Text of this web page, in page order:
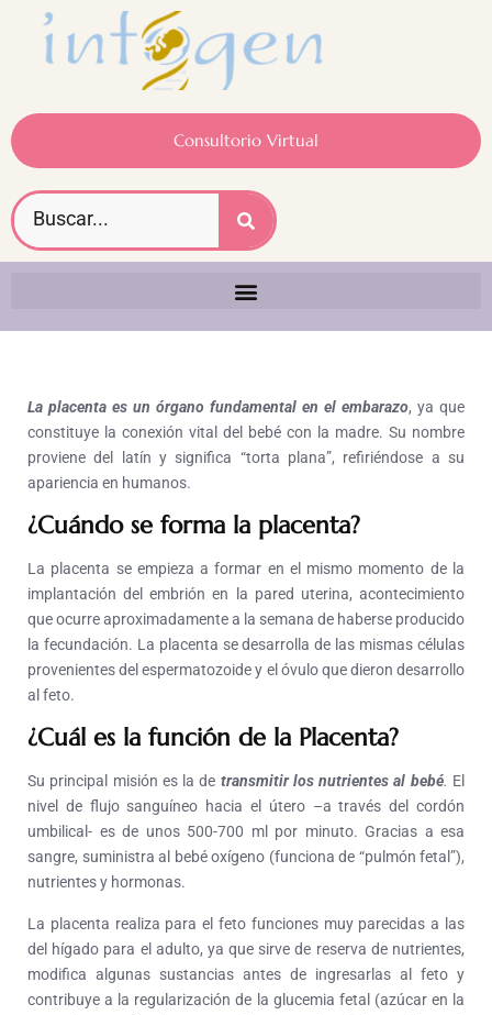
Consultorio Virtual
La placenta es un órgano fundamental en el embarazo, ya que
constituye la conexión vital del bebé con la madre. Su nombre
proviene del latín y significa “torta plana”, refiriéndose a su
apariencia en humanos.
¿Cuándo se forma la placenta?
La placenta se empieza a formar en el mismo momento de la
implantación del embrión en la pared uterina, acontecimiento
que ocurre aproximadamente a la semana de haberse producido
la fecundación. La placenta se desarrolla de las mismas células
provenientes del espermatozoide y el óvulo que dieron desarrollo
al feto.
¿Cuál es la función de la Placenta?
Su principal misión es la de transmitir los nutrientes al bebé. El
nivel de flujo sanguíneo hacia el útero –a través del cordón
umbilical- es de unos 500-700 ml por minuto. Gracias a esa
sangre, suministra al bebé oxígeno (funciona de “pulmón fetal”),
nutrientes y hormonas.
La placenta realiza para el feto funciones muy parecidas a las
del hígado para el adulto, ya que sirve de reserva de nutrientes,
modifica algunas sustancias antes de ingresarlas al feto y
contribuye a la regularización de la glucemia fetal (azúcar en la